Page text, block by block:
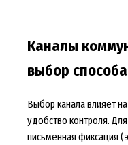
Каналы
выбор
Выбор канала влияет
удобство контроля.
письменная фиксация